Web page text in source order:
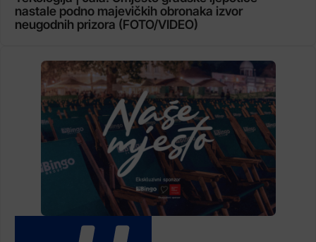
nastale podno majevičkih obronaka izvor
neugodnih prizora (FOTO/VIDEO)